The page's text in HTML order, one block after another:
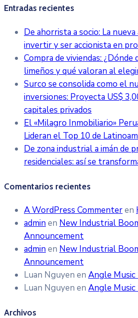
Entradas recientes
De ahorrista a socio: La
invertir y ser accionista en
Compra de viviendas:
limeños y qué valoran al
Surco se consolida como el
inversiones: Proyecta US$
capitales privados
El «Milagro Inmobiliario»
Lideran el Top 10 de
De zona industrial a imán de
residenciales: así se
Comentarios recientes
A WordPress Commenteren
adminen New Industrial
Announcement
adminen New Industrial
Announcement
Luan Nguyen en Angle Music
Luan Nguyen en Angle Music
Archivos